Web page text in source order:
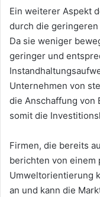
Ein weiterer Aspekt
durch die
Da sie weniger
geringer und
Unternehmen von
die Anschaffung von
somit die
Firmen, die bereits
berichten von einem
Umweltorientierung
an und kann die